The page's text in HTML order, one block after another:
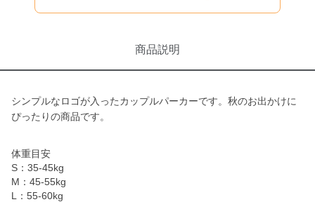
商品説明
シンプルなロゴが入ったカップルパーカーです。秋のお出かけに
ぴったりの商品です。
体重目安
S：35-45kg
M：45-55kg
L：55-60kg